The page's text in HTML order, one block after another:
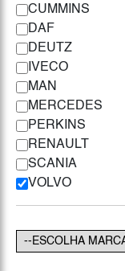
CUMMINS
DAF
DEUTZ
IVECO
MAN
MERCEDES
PERKINS
RENAULT
SCANIA
VOLVO